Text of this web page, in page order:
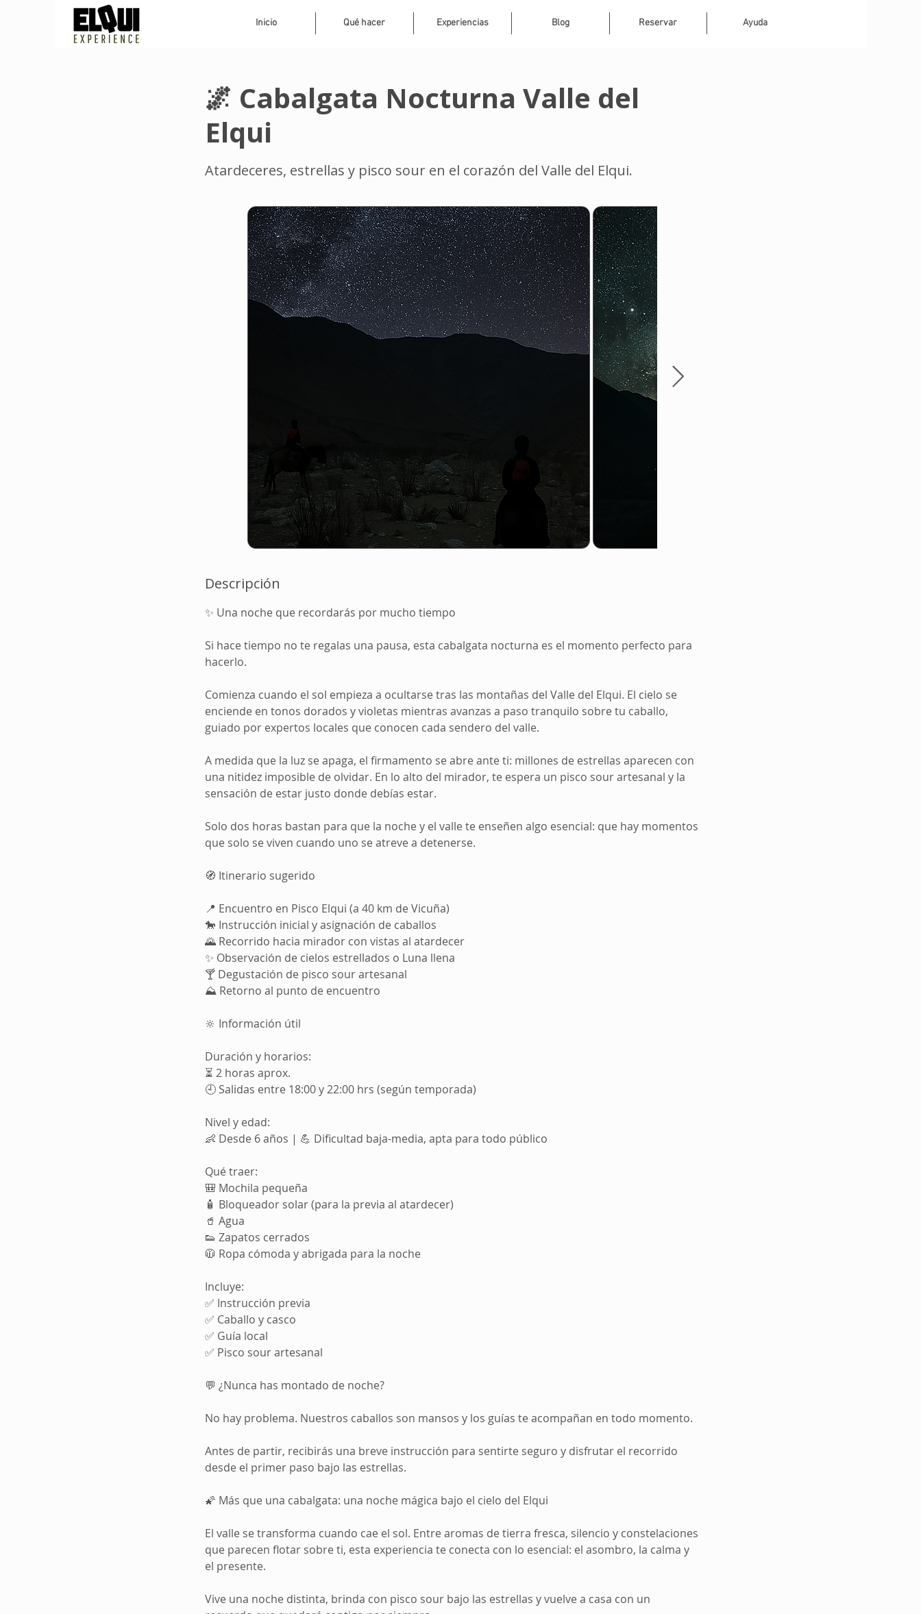
Inicio Qué hacer Experiencias Blog Reservar Ayuda
🌌 Cabalgata Nocturna Valle del
Elqui
Atardeceres, estrellas y pisco sour en el corazón del Valle del Elqui.
Descripción
✨ Una noche que recordarás por mucho tiempo
Si hace tiempo no te regalas una pausa, esta cabalgata nocturna es el momento perfecto para
hacerlo.
Comienza cuando el sol empieza a ocultarse tras las montañas del Valle del Elqui. El cielo se
enciende en tonos dorados y violetas mientras avanzas a paso tranquilo sobre tu caballo,
guiado por expertos locales que conocen cada sendero del valle.
A medida que la luz se apaga, el firmamento se abre ante ti: millones de estrellas aparecen con
una nitidez imposible de olvidar. En lo alto del mirador, te espera un pisco sour artesanal y la
sensación de estar justo donde debías estar.
Solo dos horas bastan para que la noche y el valle te enseñen algo esencial: que hay momentos
que solo se viven cuando uno se atreve a detenerse.
🧭 Itinerario sugerido
📍 Encuentro en Pisco Elqui (a 40 km de Vicuña)
🐎 Instrucción inicial y asignación de caballos
🌄 Recorrido hacia mirador con vistas al atardecer
✨ Observación de cielos estrellados o Luna llena
🍸 Degustación de pisco sour artesanal
⛰️ Retorno al punto de encuentro
🔆 Información útil
Duración y horarios:
⏳ 2 horas aprox.
🕘 Salidas entre 18:00 y 22:00 hrs (según temporada)
Nivel y edad:
👶 Desde 6 años | 💪 Dificultad baja-media, apta para todo público
Qué traer:
🎒 Mochila pequeña
🧴 Bloqueador solar (para la previa al atardecer)
🥤 Agua
👟 Zapatos cerrados
🧥 Ropa cómoda y abrigada para la noche
Incluye:
✅ Instrucción previa
✅ Caballo y casco
✅ Guía local
✅ Pisco sour artesanal
💬 ¿Nunca has montado de noche?
No hay problema. Nuestros caballos son mansos y los guías te acompañan en todo momento.
Antes de partir, recibirás una breve instrucción para sentirte seguro y disfrutar el recorrido
desde el primer paso bajo las estrellas.
🌠 Más que una cabalgata: una noche mágica bajo el cielo del Elqui
El valle se transforma cuando cae el sol. Entre aromas de tierra fresca, silencio y constelaciones
que parecen flotar sobre ti, esta experiencia te conecta con lo esencial: el asombro, la calma y
el presente.
Vive una noche distinta, brinda con pisco sour bajo las estrellas y vuelve a casa con un